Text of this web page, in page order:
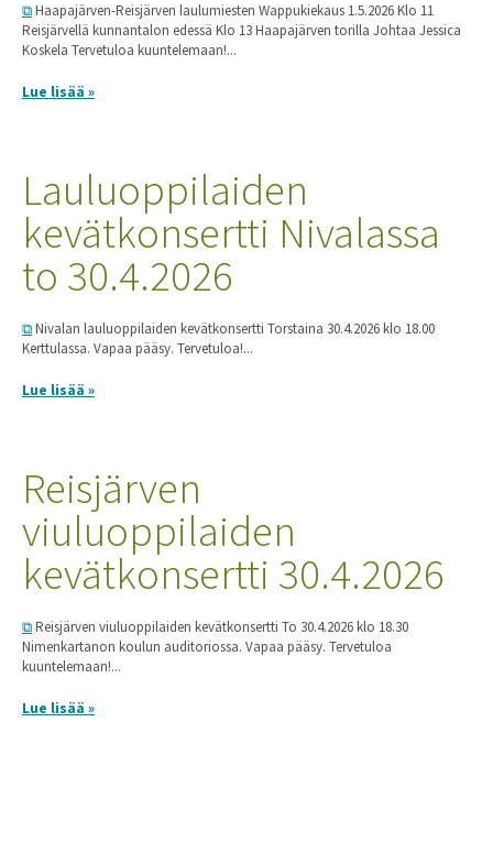
Haapajärven-Reisjärven laulumiesten Wappukiekaus 1.5.2026 Klo 11
Reisjärvellä kunnantalon edessä Klo 13 Haapajärven torilla Johtaa Jessica
Koskela Tervetuloa kuuntelemaan!...
Lue lisää »
Lauluoppilaiden
kevätkonsertti Nivalassa
to 30.4.2026
Nivalan lauluoppilaiden kevätkonsertti Torstaina 30.4.2026 klo 18.00
Kerttulassa. Vapaa pääsy. Tervetuloa!...
Lue lisää »
Reisjärven
viuluoppilaiden
kevätkonsertti 30.4.2026
Reisjärven viuluoppilaiden kevätkonsertti To 30.4.2026 klo 18.30
Nimenkartanon koulun auditoriossa. Vapaa pääsy. Tervetuloa
kuuntelemaan!...
Lue lisää »